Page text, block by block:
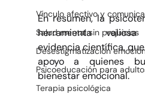
Vínculo afectivo y
Salud mental sin prejuicios
Desestigmatización
Psicoeducación para
Terapia psicológica
En resumen, la
herramienta
evidencia científica,
apoyo a quienes
bienestar emocional.